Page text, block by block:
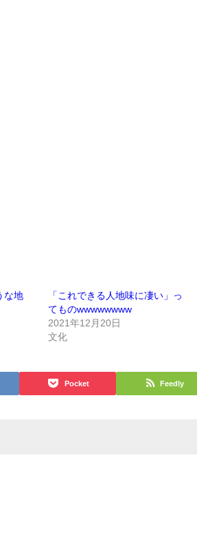
な地
「これできる人地味に凄い」っ
てものwwwwwwww
2021年12月20日
文化
Pocket Feedly